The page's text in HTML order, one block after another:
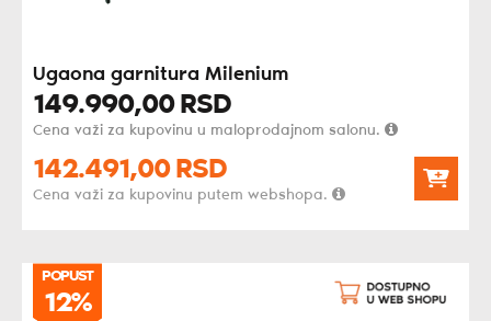
Ugaona garnitura Milenium
149.990,00 RSD
Cena važi za kupovinu u maloprodajnom salonu.
142.491,00 RSD
Cena važi za kupovinu putem webshopa.
POPUST
12%
POPUST
12%